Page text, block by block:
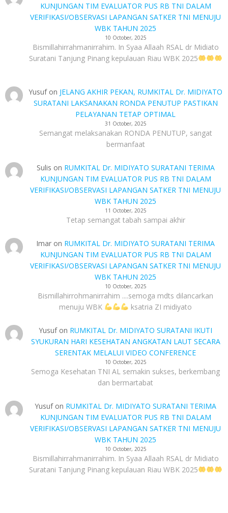
KUNJUNGAN TIM EVALUATOR PUS RB TNI DALAM
VERIFIKASI/OBSERVASI LAPANGAN SATKER TNI MENUJU
WBK TAHUN 2025
10 October, 2025
Bismillahirrahmanirrahim. In Syaa Allaah RSAL dr Midiato
Suratani Tanjung Pinang kepulauan Riau WBK 2025
Yusufon JELANG AKHIR PEKAN, RUMKITAL Dr. MIDIYATO
SURATANI LAKSANAKAN RONDA PENUTUP PASTIKAN
PELAYANAN TETAP OPTIMAL
31 October, 2025
Semangat melaksanakan RONDA PENUTUP, sangat
bermanfaat
Sulis on RUMKITAL Dr. MIDIYATO SURATANI TERIMA
KUNJUNGAN TIM EVALUATOR PUS RB TNI DALAM
VERIFIKASI/OBSERVASI LAPANGAN SATKER TNI MENUJU
WBK TAHUN 2025
11 October, 2025
Tetap semangat tabah sampai akhir
Imar on RUMKITAL Dr. MIDIYATO SURATANI TERIMA
KUNJUNGAN TIM EVALUATOR PUS RB TNI DALAM
VERIFIKASI/OBSERVASI LAPANGAN SATKER TNI MENUJU
WBK TAHUN 2025
10 October, 2025
Bismillahirrohmanirrahim ....semoga mdts dilancarkan
menuju WBK
ksatria ZI midiyato
Yusufon RUMKITAL Dr. MIDIYATO SURATANI IKUTI
SYUKURAN HARI KESEHATAN ANGKATAN LAUT SECARA
SERENTAK MELALUI VIDEO CONFERENCE
10 October, 2025
Semoga Kesehatan TNI AL semakin sukses, berkembang
dan bermartabat
Yusufon RUMKITAL Dr. MIDIYATO SURATANI TERIMA
KUNJUNGAN TIM EVALUATOR PUS RB TNI DALAM
VERIFIKASI/OBSERVASI LAPANGAN SATKER TNI MENUJU
WBK TAHUN 2025
10 October, 2025
Bismillahirrahmanirrahim. In Syaa Allaah RSAL dr Midiato
Suratani Tanjung Pinang kepulauan Riau WBK 2025